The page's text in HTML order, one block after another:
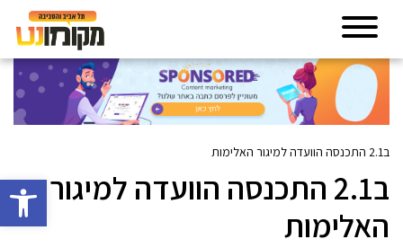
פתח
ב2.1 התכנסה הוועדה למיגור האלימות
ב2.1 התכנסה הוועדה למיגור
האלימות